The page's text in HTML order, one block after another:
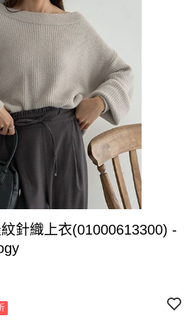
針織上衣(01000613300) -